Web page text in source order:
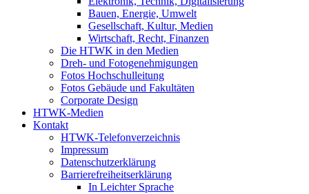
Bauen, Energie, Umwelt
Gesellschaft, Kultur, Medien
Wirtschaft, Recht, Finanzen
Die HTWK in den Medien
Dreh- und Fotogenehmigungen
Fotos Hochschulleitung
Fotos Gebäude und Fakultäten
Corporate Design
HTWK-Medien
Kontakt
HTWK-Telefonverzeichnis
Impressum
Datenschutzerklärung
Barrierefreiheitserklärung
In Leichter Sprache